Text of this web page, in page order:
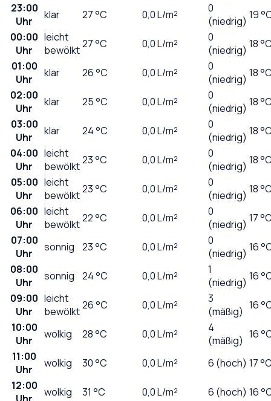
23:00
Uhr
klar 27°C 0,0L/m²
0
(niedrig) 19
00:00
Uhr
leicht
bewölkt27°C 0,0L/m²
0
(niedrig) 18
01:00
Uhr
klar 26°C 0,0L/m²
0
(niedrig) 18
02:00
Uhr
klar 25°C 0,0L/m²
0
(niedrig) 18
03:00
Uhr
klar 24°C 0,0L/m²
0
(niedrig) 18
04:00
Uhr
leicht
bewölkt23°C 0,0L/m²
0
(niedrig) 18
05:00
Uhr
leicht
bewölkt23°C 0,0L/m²
0
(niedrig) 18
06:00
Uhr
leicht
bewölkt22°C 0,0L/m²
0
(niedrig) 17
07:00
Uhr
sonnig 23°C 0,0L/m²
0
(niedrig) 16
08:00
Uhr
sonnig 24°C 0,0L/m²
1
(niedrig) 16
09:00
Uhr
leicht
bewölkt26°C 0,0L/m²
3
(mäßig) 16
10:00
Uhr
wolkig 28°C 0,0L/m²
4
(mäßig) 16
11:00
Uhr
wolkig 30°C 0,0L/m² 6 (hoch) 17
12:00 wolkig 31 °C 0,0L/m² 6 (hoch) 16